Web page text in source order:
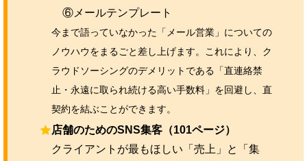
⑥メールテンプレート
今まで語っていなかった「メール営業」についての
ノウハウをまるごと差し上げます。これにより、ク
ラウドソーシングのデメリットである「直連絡禁
止・永遠に取られ続ける高い手数料」を回避し、直
契約を結ぶことができます。
店舗のためのSNS集客（101ページ）
クライアントが最もほしい「売上」と「集